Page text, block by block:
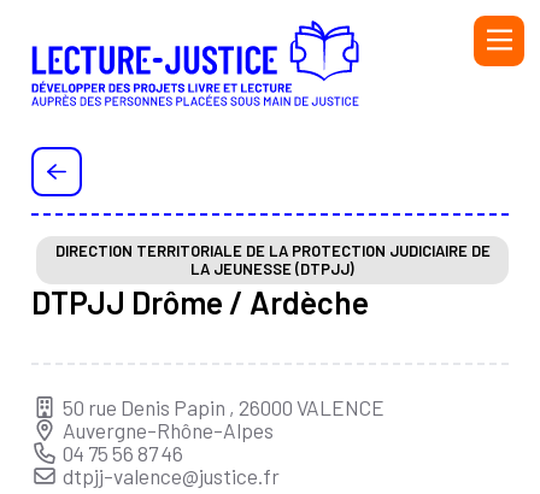
DIRECTION TERRITORIALE DE LA PROTECTION JUDICIAIRE DE
LA JEUNESSE (DTPJJ)
DTPJJ Drôme / Ardèche
50 rue Denis Papin , 26000 VALENCE
Auvergne-Rhône-Alpes
04 75 56 87 46
dtpjj-valence@justice.fr
PERSONNEL DE L'ADMINISTRATION PÉNITENTIAIRE ET
DE L'ÉDUCATION NATIONALE
PERSONNEL DE LA PROTECTION JUDICIAIRE DE LA
JEUNESSE (PJJ), DU SECTEUR ASSOCIATIF HABILITÉ
(SAH) ET DE L'ÉDUCATION NATIONALE
BIBLIOTHÉCAIRE
BÉNÉVOLE OU SALARIÉ·E D’UNE ASSOCIATION
AUTEUR OU AUTRICE
INTERVENANT·E